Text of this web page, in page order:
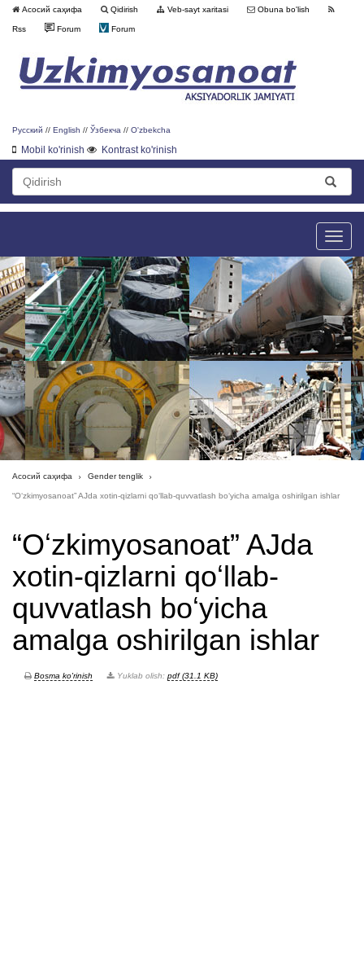
Асосий саҳифа Qidirish Veb-sayt xaritasi Obuna bo'lish
Rss Forum Forum
Русский // English // Ўзбекча // O'zbekcha
Mobil ko'rinish Kontrast ko'rinish
Toggle
Асосий саҳифа Gender tenglik
“Oʻzkimyosanoat” AJda xotin-qizlarni qoʻllab-quvvatlash boʻyicha amalga oshirilgan ishlar
“Oʻzkimyosanoat” AJda
xotin-qizlarni qoʻllab-
quvvatlash boʻyicha
amalga oshirilgan ishlar
Bosma ko'rinish Yuklab olish: pdf (31.1 KB)